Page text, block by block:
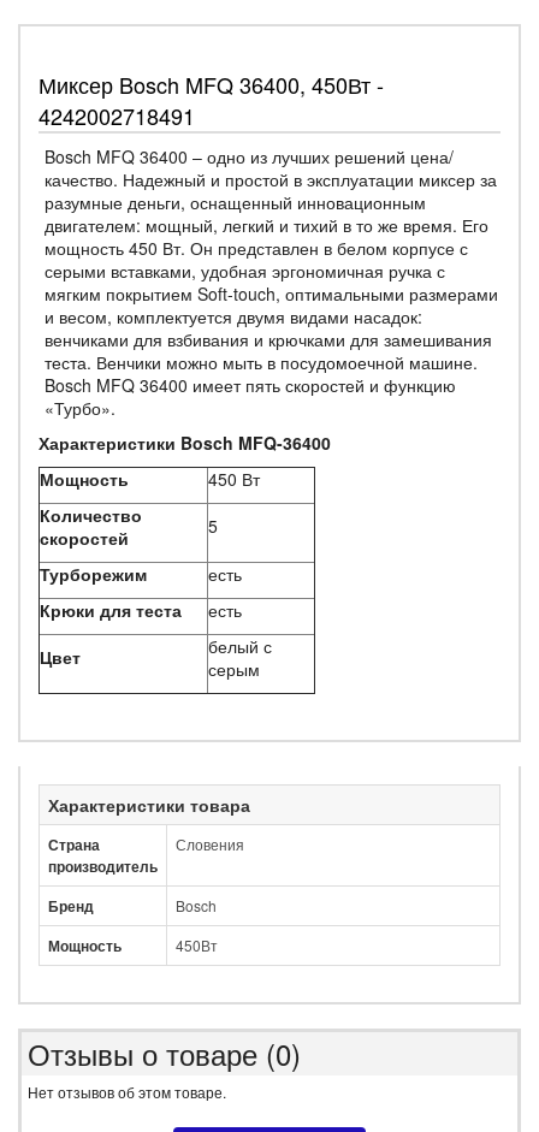
Миксер Bosch MFQ 36400, 450Вт -
4242002718491
Bosch MFQ 36400 – одно из лучших решений цена/
качество. Надежный и простой в эксплуатации миксер за
разумные деньги, оснащенный инновационным
двигателем: мощный, легкий и тихий в то же время. Его
мощность 450 Вт. Он представлен в белом корпусе с
серыми вставками, удобная эргономичная ручка с
мягким покрытием Soft-touch, оптимальными размерами
и весом, комплектуется двумя видами насадок:
венчиками для взбивания и крючками для замешивания
теста. Венчики можно мыть в посудомоечной машине.
Bosch MFQ 36400 имеет пять скоростей и функцию
«Турбо».
Характеристики Bosch MFQ-36400
Мощность
450 Вт
Количество
скоростей
5
Турборежим
есть
Крюки для теста
есть
Цвет
белый с
серым
Характеристики товара
Страна
производитель
Словения
Бренд Bosch
Мощность 450Вт
Отзывы о товаре (0)
Нет отзывов об этом товаре.